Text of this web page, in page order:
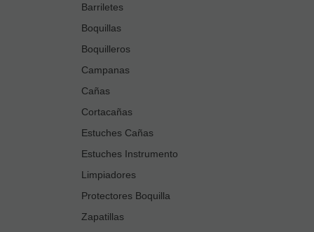
Barriletes
Boquillas
Boquilleros
Campanas
Cañas
Cortacañas
Estuches Cañas
Estuches Instrumento
Limpiadores
Protectores Boquilla
Zapatillas